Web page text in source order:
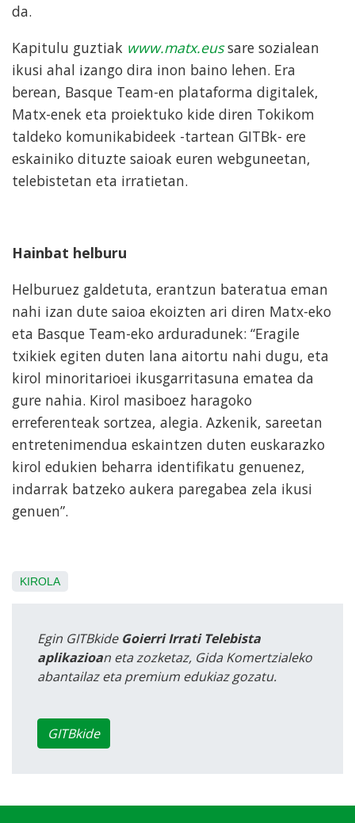
da.
Kapitulu guztiak www.matx.eussare sozialean
ikusi ahal izango dira inon baino lehen. Era
berean, Basque Team-en plataforma digitalek,
Matx-enek eta proiektuko kide diren Tokikom
taldeko komunikabideek -tartean GITBk- ere
eskainiko dituzte saioak euren webguneetan,
telebistetan eta irratietan.
Hainbat helburu
Helburuez galdetuta, erantzun bateratua eman
nahi izan dute saioa ekoizten ari diren Matx-eko
eta Basque Team-eko arduradunek: “Eragile
txikiek egiten duten lana aitortu nahi dugu, eta
kirol minoritarioei ikusgarritasuna ematea da
gure nahia. Kirol masiboez haragoko
erreferenteak sortzea, alegia. Azkenik, sareetan
entretenimendua eskaintzen duten euskarazko
kirol edukien beharra identifikatu genuenez,
indarrak batzeko aukera paregabea zela ikusi
genuen”.
KIROLA
Egin GITBkide Goierri Irrati Telebista
aplikazioan eta zozketaz, Gida Komertzialeko
abantailaz eta premium edukiaz gozatu.
GITBkide